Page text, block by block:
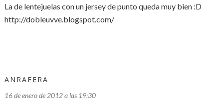
La de lentejuelas con un jersey de punto queda muy bien :D
http://dobleuvve.blogspot.com/
ANRAFERA
16 de enero de 2012 a las 19:30